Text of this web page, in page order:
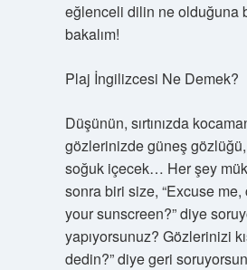
eğlenceli dilin ne olduğuna
bakalım!
Plaj İngilizcesi Ne Demek?
Düşünün, sırtınızda
gözlerinizde güneş
soğuk içecek… Her şey
sonra biri size, “Excuse
your sunscreen?” diye
yapıyorsunuz? Gözlerinizi
dedin?” diye geri